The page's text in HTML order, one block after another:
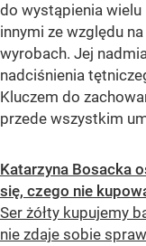
do wystąpienia
innymi ze względu
wyrobach. Jej
nadciśnienia
Kluczem do
przede wszystkim
Katarzyna Bosacka
się, czego nie
Ser żółty kupujemy
nie zdaje sobie